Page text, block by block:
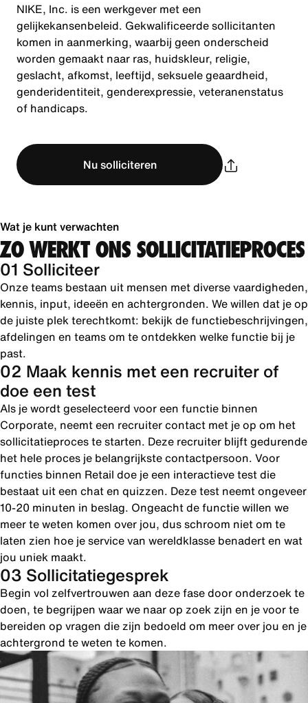
NIKE, Inc. is een werkgever met een
gelijkekansenbeleid. Gekwalificeerde sollicitanten
komen in aanmerking, waarbij geen onderscheid
worden gemaakt naar ras, huidskleur, religie,
geslacht, afkomst, leeftijd, seksuele geaardheid,
genderidentiteit, genderexpressie, veteranenstatus
of handicaps.
Nu solliciteren
Wat je kunt verwachten
ZO WERKT ONS SOLLICITATIEPROCES
01 Solliciteer
Onze teams bestaan uit mensen met diverse vaardigheden,
kennis, input, ideeën en achtergronden. We willen dat je op
de juiste plek terechtkomt: bekijk de functiebeschrijvingen,
afdelingen en teams om te ontdekken welke functie bij je
past.
02 Maak kennis met een recruiter of
doe een test
Als je wordt geselecteerd voor een functie binnen
Corporate, neemt een recruiter contact met je op om het
sollicitatieproces te starten. Deze recruiter blijft gedurende
het hele proces je belangrijkste contactpersoon. Voor
functies binnen Retail doe je een interactieve test die
bestaat uit een chat en quizzen. Deze test neemt ongeveer
10-20 minuten in beslag. Ongeacht de functie willen we
meer te weten komen over jou, dus schroom niet om te
laten zien hoe je service van wereldklasse benadert en wat
jou uniek maakt.
03 Sollicitatiegesprek
Begin vol zelfvertrouwen aan deze fase door onderzoek te
doen, te begrijpen waar we naar op zoek zijn en je voor te
bereiden op vragen die zijn bedoeld om meer over jou en je
achtergrond te weten te komen.